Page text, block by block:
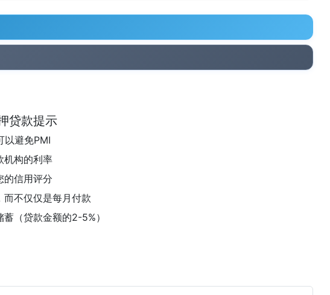
贷款提示
以避免PMI
机构的利率
的信用评分
而不仅仅是每月付款
（贷款金额的2-5%）